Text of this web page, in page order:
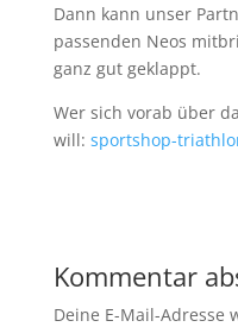
Dann kann unser
passenden Neos
ganz gut geklappt.
Wer sich vorab über
will: sportshop-
Kommentar
Deine E-Mail-